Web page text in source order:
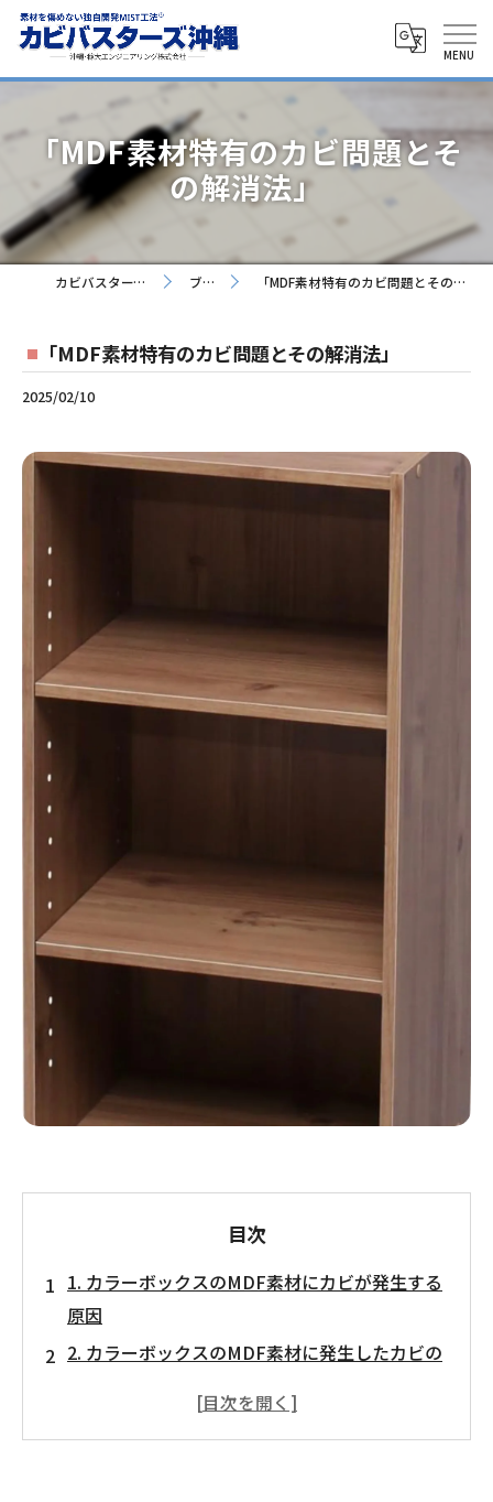
「MDF素材特有のカビ問題とそ
の解消法」
カビバスターズ沖縄 ブログ 「MDF素材特有のカビ問題とその解消法」
「MDF素材特有のカビ問題とその解消法」
2025/02/10
目次
1. カラーボックスのMDF素材にカビが発生する
原因
2. カラーボックスのMDF素材に発生したカビの